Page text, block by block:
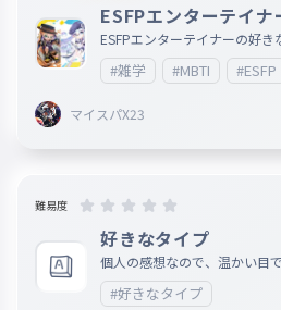
ESFPエンターテイ
度と好きなタイプタ
ESFPエンターテイナーの好
タイピングです!! 実話じゃな
句は言わないでください（
ずにコメントするなら先にコ
なら説明文呼んでいいよ みん
然性格とか合わないんだよね
テイナーは 社交的で明るく
性格らしいです 巨匠は魅力
家とか提唱者とか 魅力的で人
日本人が思う一番素晴らしい
巨匠は自分で突っ走っちゃう
とか気にしないし、人を助け
、、 でも、その性格のおかげ
なってるからいいと思ってる Nオタと🦍のどちらかがコメン
トしていたら 「最低!!」とか
#雑学 #MBTI #ESFP
マイスパX23
難易度
好きなタイプ
個人の感想なので、温かい目
えて下さい
#好きなタイプ